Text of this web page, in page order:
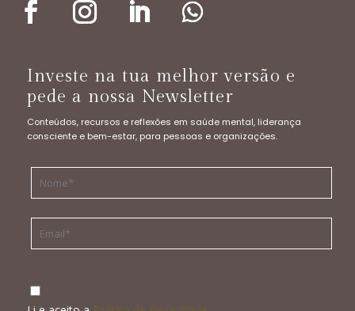
Investe na tua melhor versão e
pede a nossa Newsletter
Conteúdos, recursos e reflexões em saúde mental, liderança
consciente e bem-estar, para pessoas e organizações.